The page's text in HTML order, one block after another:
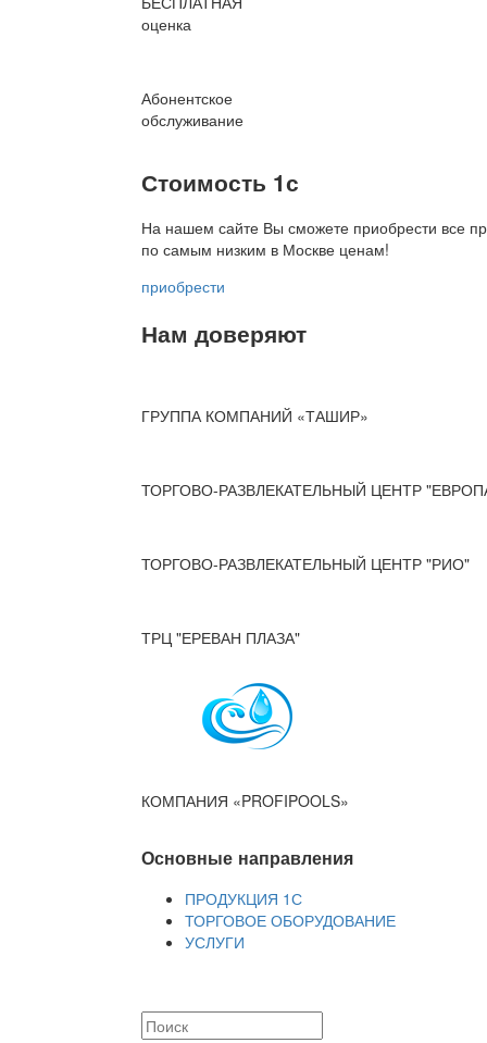
оценка
Абонентское
обслуживание
Стоимость 1с
На нашем сайте Вы сможете приобрести все
по самым низким в Москве ценам!
приобрести
Нам доверяют
ГРУППА КОМПАНИЙ «ТАШИР»
ТОРГОВО-РАЗВЛЕКАТЕЛЬНЫЙ ЦЕНТР
ТОРГОВО-РАЗВЛЕКАТЕЛЬНЫЙ ЦЕНТР "РИО"
ТРЦ "ЕРЕВАН ПЛАЗА"
КОМПАНИЯ «PROFIPOOLS»
Основные направления
ПРОДУКЦИЯ 1С
ТОРГОВОЕ ОБОРУДОВАНИЕ
УСЛУГИ